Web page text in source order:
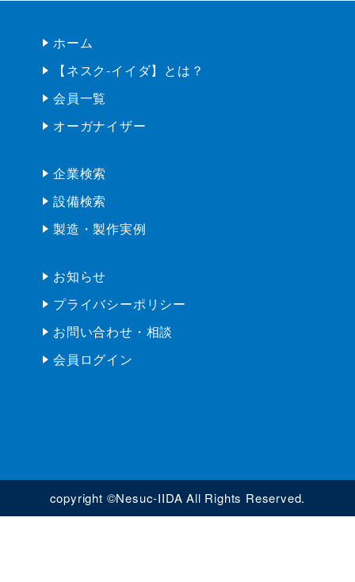
産業振興と人材育成の拠点
「エス・バード」内
ホーム
【ネスク-イイダ】とは？
会員一覧
企業検索
設備検索
製造・製作実例
会員ログイン